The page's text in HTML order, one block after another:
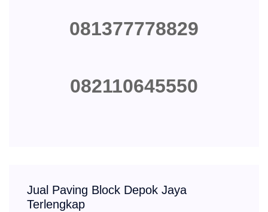
081377778829
082110645550
Jual Paving Block Depok Jaya
Terlengkap